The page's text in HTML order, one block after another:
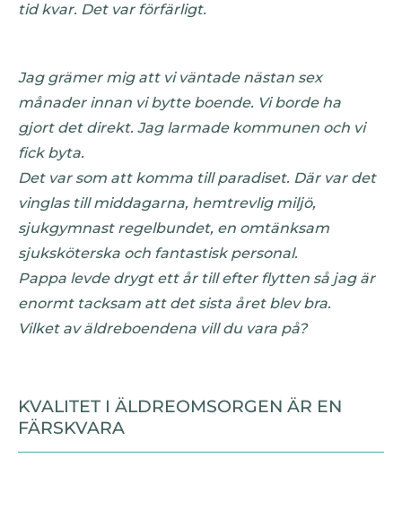
tid kvar. Det var förfärligt.
Jag grämer mig att vi väntade nästan sex
månader innan vi bytte boende. Vi borde ha
gjort det direkt. Jag larmade kommunen och vi
fick byta.
Det var som att komma till paradiset. Där var det
vinglas till middagarna, hemtrevlig miljö,
sjukgymnast regelbundet, en omtänksam
sjuksköterska och fantastisk personal.
Pappa levde drygt ett år till efter flytten så jag är
enormt tacksam att det sista året blev bra.
Vilket av äldreboendena vill du vara på?
KVALITET I ÄLDREOMSORGEN ÄR EN
FÄRSKVARA